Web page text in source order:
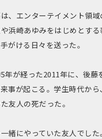
、エンターテイメント領域
浜崎あゆみをはじめとする
がける日々を送った。
年が経った2011年に、後藤
事が起こる。学生時代から
友人の死だった。
緒にやっていた友人でした